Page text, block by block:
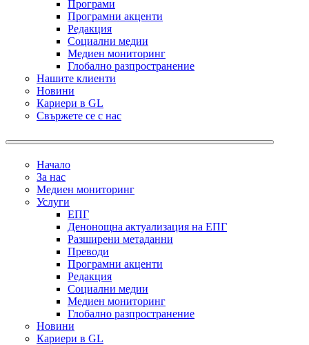
Програми
Програмни акценти
Редакция
Социални медии
Медиен мониторинг
Глобално разпространение
Нашите клиенти
Новини
Кариери в GL
Свържете се с нас
Начало
За нас
Медиен мониторинг
Услуги
ЕПГ
Денонощна актуализация на ЕПГ
Разширени метаданни
Преводи
Програмни акценти
Редакция
Социални медии
Медиен мониторинг
Глобално разпространение
Новини
Кариери в GL